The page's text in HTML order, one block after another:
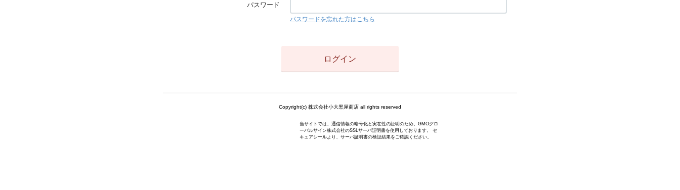
パスワード
パスワードを忘れた方はこちら
Copyright(c) 株式会社小大黒屋商店 all rights reserved
当サイトでは、通信情報の暗号化と実在性の証明のため、GMOグロ
ーバルサイン株式会社のSSLサーバ証明書を使用しております。 セ
キュアシールより、サーバ証明書の検証結果をご確認ください。